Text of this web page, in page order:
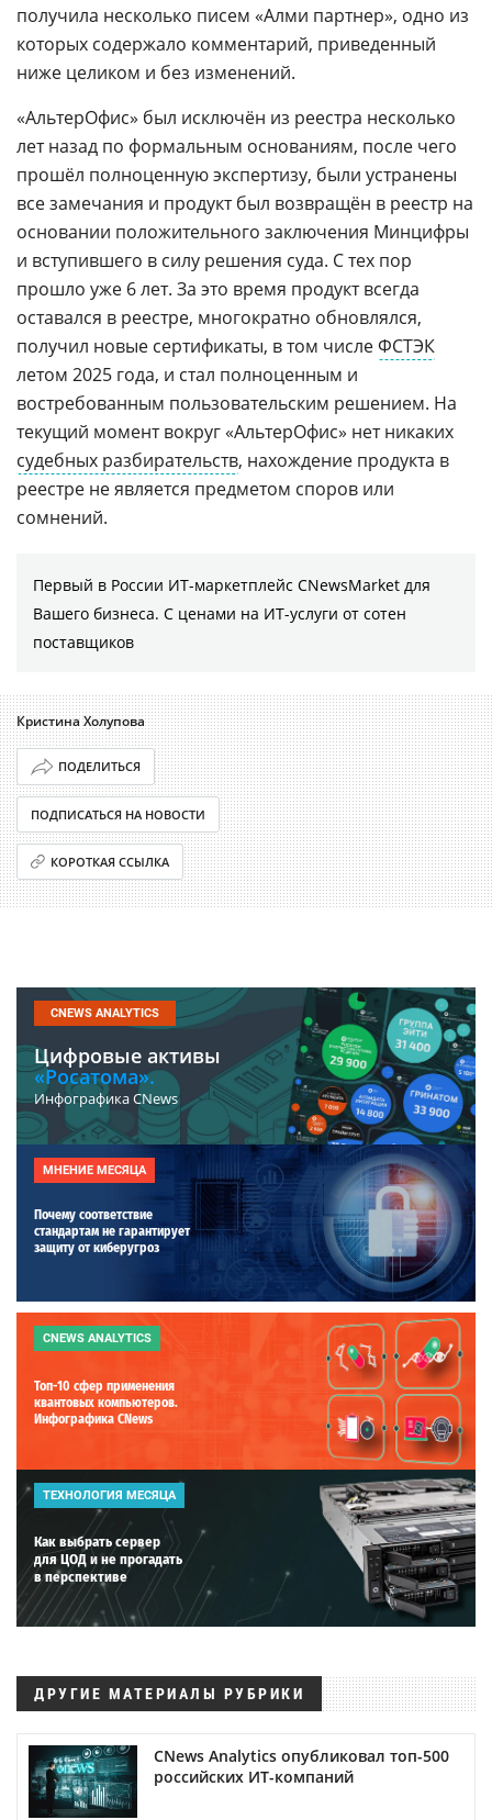
получила несколько писем «Алми партнер», одно из
которых содержало комментарий, приведенный
ниже целиком и без изменений.
«АльтерОфис» был исключён из реестра несколько
лет назад по формальным основаниям, после чего
прошёл полноценную экспертизу, были устранены
все замечания и продукт был возвращён в реестр на
основании положительного заключения Минцифры
и вступившего в силу решения суда. С тех пор
прошло уже 6 лет. За это время продукт всегда
оставался в реестре, многократно обновлялся,
получил новые сертификаты, в том числеФСТЭК
летом 2025 года, и стал полноценным и
востребованным пользовательским решением. На
текущий момент вокруг «АльтерОфис» нет никаких
судебных разбирательств, нахождение продукта в
реестре не является предметом споров или
сомнений.
Первый в России ИТ-маркетплейс CNewsMarket для
Вашего бизнеса. С ценами на ИТ-услуги от сотен
поставщиков
Кристина Холупова
ПОДЕЛИТЬСЯ
ПОДПИСАТЬСЯ НА НОВОСТИ
КОРОТКАЯ ССЫЛКА
CNEWS ANALYTICS
Цифровые активы
«Росатома».
Инфографика CNews
МНЕНИЕ МЕСЯЦА
Почему соответствие
стандартам не гарантирует
защиту от киберугроз
CNEWS ANALYTICS
Топ-10 сфер применения
квантовых компьютеров.
Инфографика CNews
ТЕХНОЛОГИЯ МЕСЯЦА
Как выбрать сервер
для ЦОД и не прогадать
в перспективе
ДРУГИЕ МАТЕРИАЛЫ РУБРИКИ
CNews Analytics опубликовал топ-500
российских ИТ-компаний